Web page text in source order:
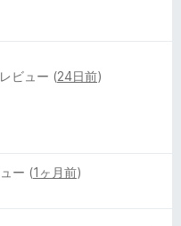
ビュー (24日前)
ー (1ヶ月前)